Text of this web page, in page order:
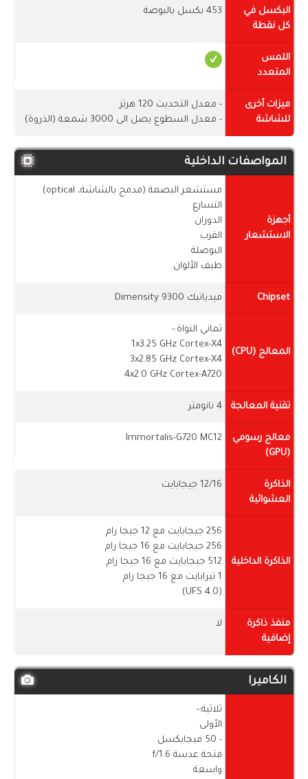
البكسل في
كل نقطة
453 بكسل بالبوصة
اللمس
المتعدد
ميزات أخرى
للشاشة
- معدل التحديث 120 هرتز
- معدل السطوع يصل الى 3000 شمعة (الذروة)
المواصفات الداخلية
أجهزة
الاستشعار
مستشعر البصمة (مدمج بالشاشة، optical)
التسارع
الدوران
القرب
البوصلة
طيف الألوان
Chipset ميدياتيك Dimensity 9300
المعالج (CPU)
ثماني النواة:-
1x3.25 GHz Cortex-X4
3x2.85 GHz Cortex-X4
4x2.0 GHz Cortex-A720
تقنية المعالجة 4 نانومتر
معالج رسومي
(GPU)
Immortalis-G720 MC12
الذاكرة
العشوائية
12/16 جيجابايت
الذاكرة الداخلية
256 جيجابايت مع 12 جيجا رام
256 جيجابايت مع 16 جيجا رام
512 جيجابايت مع 16 جيجا رام
1 تيرابايت مع 16 جيجا رام
(UFS 4.0)
منفذ ذاكرة
إضافية
لا
الكاميرا
ثلاثية:-
الأولى
- 50 ميجابكسل
فتحة عدسة f/1.6
واسعة